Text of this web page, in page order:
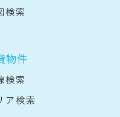
検索
物件
検索
ア検索